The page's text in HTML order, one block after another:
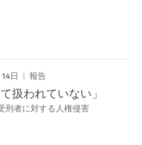
日 報告
扱われていない」
刑者に対する人権侵害